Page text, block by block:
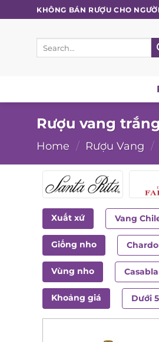
to
content
KHÔNG BÁN RƯỢU CHO
Rượu vang
Home / Rượu Vang /
Xuất xứ Vang
Giống nho
Vùng nho
Khoảng giá Dưới